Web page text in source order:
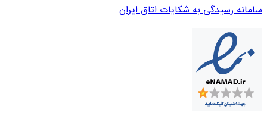
سامانه رسیدگی به شکایات اتاق ایران